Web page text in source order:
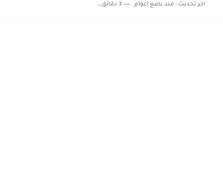
اخر تحديث :منذ بضع اعوام 3 دقائق للقراءة